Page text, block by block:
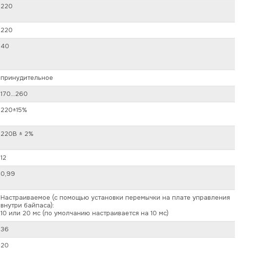
220
220
40
принудительное
170…260
220±15%
220В ± 2%
12
0,99
Настраиваемое (с помощью установки перемычки на плате управления
внутри байпаса):
10 или 20 мс (по умолчанию настраивается на 10 мс)
36
20